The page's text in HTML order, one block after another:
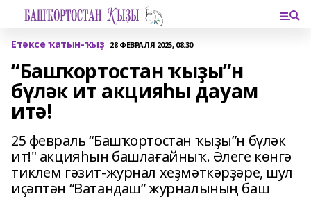
Етәксе ҡатын-ҡыҙ 28 ФЕВРАЛЯ 2025, 08:30
“Башҡортостан ҡыҙы”н
бүләк ит акцияһы дауам
итә!
25 февраль “Башҡортостан ҡыҙы”н бүләк
ит!" акцияһын башлағайныҡ. Әлеге көнгә
тиклем гәзит-журнал хеҙмәткәрҙәре, шул
иҫәптән “Ватандаш” журналының баш